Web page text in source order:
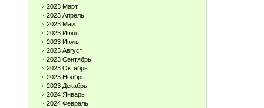
2023 Март
2023 Апрель
2023 Май
2023 Июнь
2023 Июль
2023 Август
2023 Сентябрь
2023 Октябрь
2023 Ноябрь
2023 Декабрь
2024 Январь
2024 Февраль